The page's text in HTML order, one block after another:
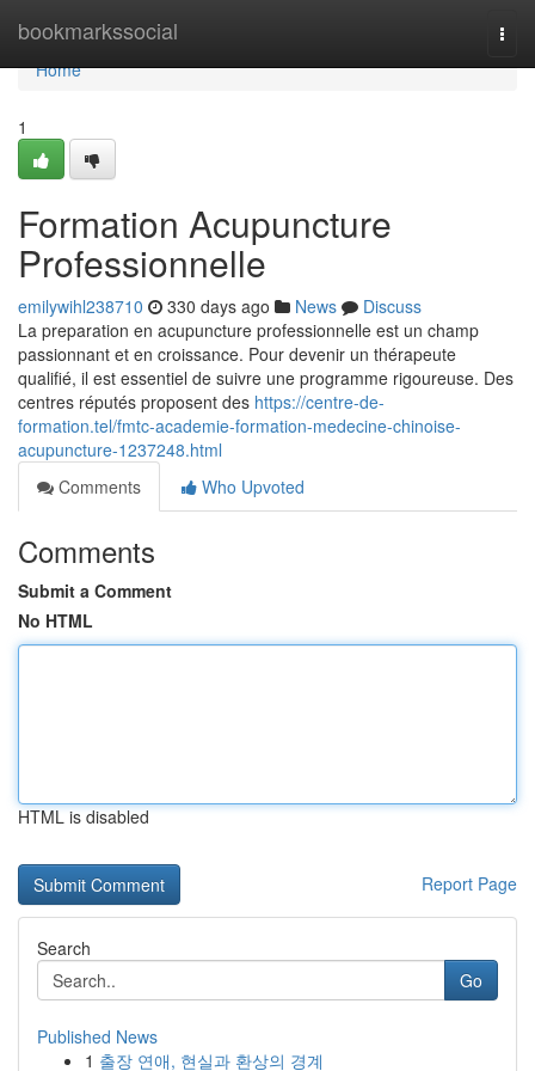
bookmarkssocial
Home
Home
1
Formation Acupuncture
Professionnelle
emilywihl238710 330 days ago News
Discuss
La preparation en acupuncture professionnelle est un champ
passionnant et en croissance. Pour devenir un thérapeute
qualifié, il est essentiel de suivre une programme rigoureuse. Des
centres réputés proposent des https://centre-de-
formation.tel/fmtc-academie-formation-medecine-chinoise-
acupuncture-1237248.html
Comments
Who Upvoted
Comments
Submit a Comment
No HTML
HTML is disabled
Report Page
Search
Go
Published News
1 출장 연애, 현실과 환상의 경계